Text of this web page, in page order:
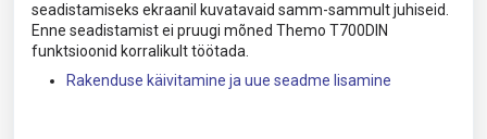
seadistamiseks ekraanil kuvatavaid samm-sammult juhiseid.
Enne seadistamist ei pruugi mõned Themo T700DIN
funktsioonid korralikult töötada.
Rakenduse käivitamine ja uue seadme lisamine